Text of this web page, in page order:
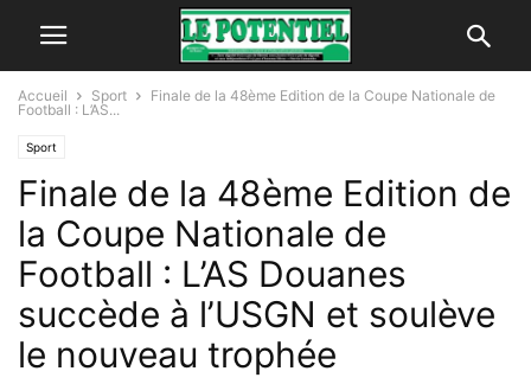
Accueil Sport
Finale de la 48ème Edition de la Coupe Nationale de
Football : L’AS...
Sport
Finale de la 48ème Edition de
la Coupe Nationale de
Football : L’AS Douanes
succède à l’USGN et soulève
le nouveau trophée